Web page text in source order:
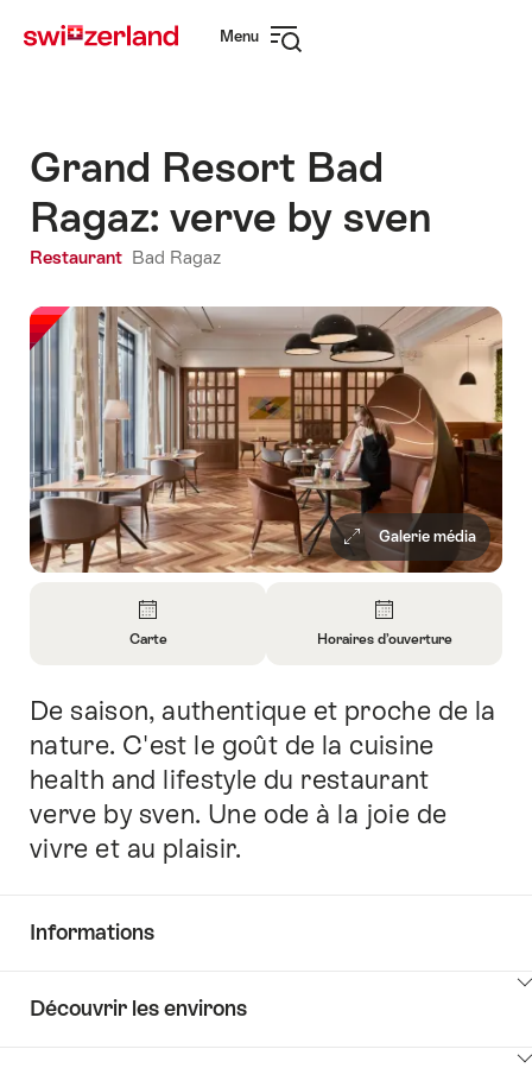
sur
rapide
Menu
Grand Resort Bad
Ragaz: verve by sven
Restaurant Bad Ragaz
Galerie média
informations
sur
Carte
informations
sur
d’ouverture
Horaires d’ouverture
Introduction
De saison, authentique et proche de la
nature. C'est le goût de la cuisine
health and lifestyle du restaurant
verve by sven. Une ode à la joie de
vivre et au plaisir.
Informations
les
Découvrir les environs